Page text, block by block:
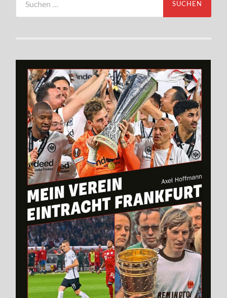
nach: